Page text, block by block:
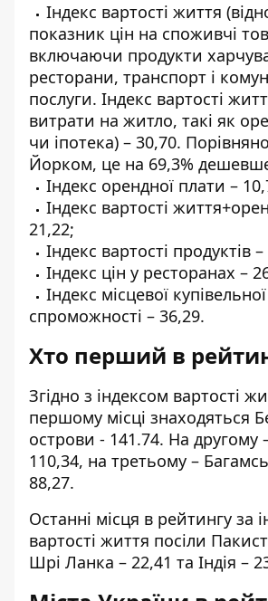
Індекс вартості життя
показник цін на споживчі
включаючи продукти
ресторани, транспорт і
послуги. Індекс вартості
витрати на житло, такі як
чи іпотека) – 30,70.
Йорком, це на 69,3%
Індекс орендної плати –
Індекс вартості
21,22;
Індекс вартості продуктів
Індекс цін у ресторанах –
Індекс місцевої купівельної
спроможності – 36,29.
Хто перший в
Згідно з індексом вартості
першому місці знаходяться
острови - 141.74. На другому
110,34, на третьому –
88,27.
Останні місця в рейтингу за
вартості життя посіли
Шрі Ланка – 22,41 та Індія –